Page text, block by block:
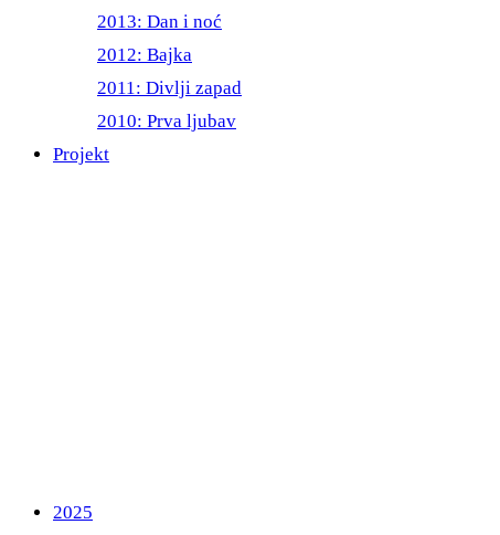
2013: Dan i noć
2012: Bajka
2011: Divlji zapad
2010: Prva ljubav
Projekt
2025